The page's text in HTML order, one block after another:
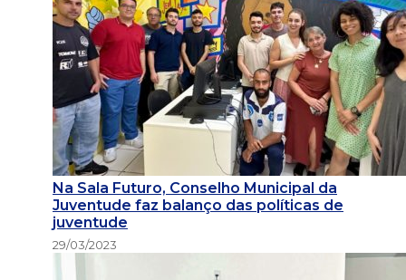
Na Sala Futuro, Conselho Municipal da
Juventude faz balanço das políticas de
juventude
29/03/2023